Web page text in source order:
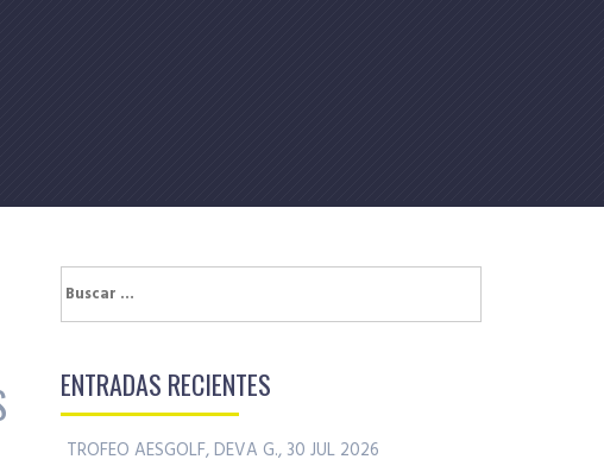
Buscar:
ENTRADAS RECIENTES
TROFEO AESGOLF, DEVA G., 30 JUL 2026